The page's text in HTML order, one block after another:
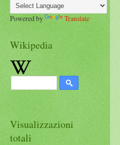
Powered by Translate
Wikipedia
Visualizzazioni
totali